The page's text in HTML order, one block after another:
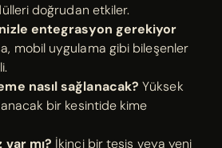
doğrudan etkiler.
entegrasyon gerekiyor
mobil uygulama gibi bileşenler
nasıl sağlanacak? Yüksek
bir kesintide kime
var mı? İkinci bir tesis veya yeni